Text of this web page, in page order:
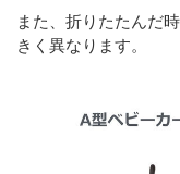
また、折りたたんだ
きく異なります。